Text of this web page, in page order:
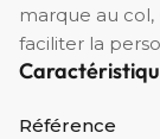
marque au
faciliter la
Référence